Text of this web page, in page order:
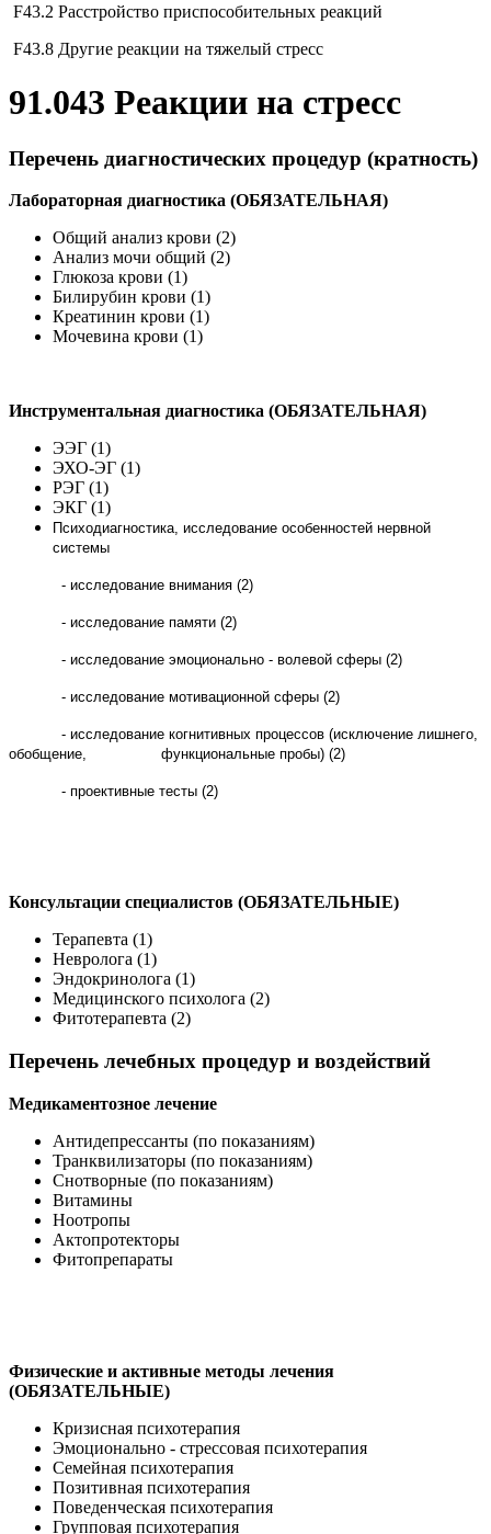
F43.2 Расстройство приспособительных реакций
F43.8 Другие реакции на тяжелый стресс
91.043 Реакции на стресс
Перечень диагностических процедур (кратность)
Лабораторная диагностика (ОБЯЗАТЕЛЬНАЯ)
Общий анализ крови (2)
Анализ мочи общий (2)
Глюкоза крови (1)
Билирубин крови (1)
Креатинин крови (1)
Мочевина крови (1)
Инструментальная диагностика (ОБЯЗАТЕЛЬНАЯ)
ЭЭГ (1)
ЭХО-ЭГ (1)
РЭГ (1)
ЭКГ (1)
Психодиагностика, исследование особенностей нервной
системы
- исследование внимания (2)
- исследование памяти (2)
- исследование эмоционально - волевой сферы (2)
- исследование мотивационной сферы (2)
- исследование когнитивных процессов (исключение лишнего,
обобщение, функциональные пробы) (2)
- проективные тесты (2)
Консультации специалистов (ОБЯЗАТЕЛЬНЫЕ)
Терапевта (1)
Невролога (1)
Эндокринолога (1)
Медицинского психолога (2)
Фитотерапевта (2)
Перечень лечебных процедур и воздействий
Медикаментозное лечение
Антидепрессанты (по показаниям)
Транквилизаторы (по показаниям)
Снотворные (по показаниям)
Витамины
Ноотропы
Актопротекторы
Фитопрепараты
Физические и активные методы лечения
(ОБЯЗАТЕЛЬНЫЕ)
Кризисная психотерапия
Эмоционально - стрессовая психотерапия
Семейная психотерапия
Позитивная психотерапия
Поведенческая психотерапия
Групповая психотерапия